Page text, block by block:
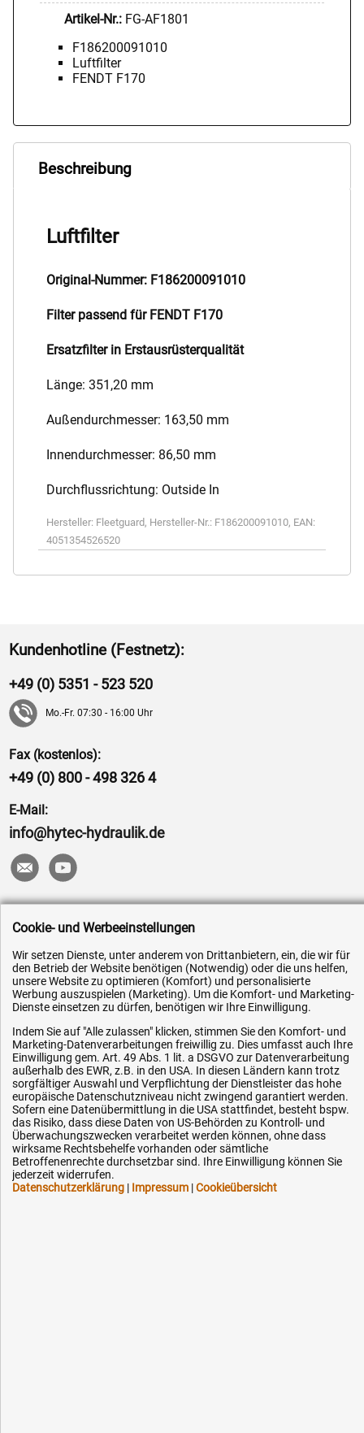
Artikel-Nr.: FG-AF1801
F186200091010
Luftfilter
FENDT F170
Beschreibung
Luftfilter
Original-Nummer: F186200091010
Filter passend für FENDT F170
Ersatzfilter in Erstausrüsterqualität
Länge: 351,20 mm
Außendurchmesser: 163,50 mm
Innendurchmesser: 86,50 mm
Durchflussrichtung: Outside In
Hersteller: Fleetguard, Hersteller-Nr.: F186200091010, EAN:
4051354526520
Kundenhotline (Festnetz):
+49 (0) 5351 - 523 520
Mo.-Fr. 07:30 - 16:00 Uhr
Fax (kostenlos):
+49 (0) 800 - 498 326 4
E-Mail:
info@hytec-hydraulik.de
Hilfe & Service
Versandkosten
Zahlungsarten
Service
Datenschutz
Impressum
Karriere
OEM-Ersatzteile
Technik-Hilfe
Downloads
Kontakt
Cookie- und Werbeeinstellungen
Wir setzen Dienste, unter anderem von Drittanbietern, ein, die wir für
den Betrieb der Website benötigen (Notwendig) oder die uns helfen,
unsere Website zu optimieren (Komfort) und personalisierte
Werbung auszuspielen (Marketing). Um die Komfort- und Marketing-
Dienste einsetzen zu dürfen, benötigen wir Ihre Einwilligung.
Indem Sie auf "Alle zulassen" klicken, stimmen Sie den Komfort- und
Marketing-Datenverarbeitungen freiwillig zu. Dies umfasst auch Ihre
Einwilligung gem. Art. 49 Abs. 1 lit. a DSGVO zur Datenverarbeitung
außerhalb des EWR, z.B. in den USA. In diesen Ländern kann trotz
sorgfältiger Auswahl und Verpflichtung der Dienstleister das hohe
europäische Datenschutzniveau nicht zwingend garantiert werden.
Sofern eine Datenübermittlung in die USA stattfindet, besteht bspw.
das Risiko, dass diese Daten von US-Behörden zu Kontroll- und
Überwachungszwecken verarbeitet werden können, ohne dass
wirksame Rechtsbehelfe vorhanden oder sämtliche
Betroffenenrechte durchsetzbar sind. Ihre Einwilligung können Sie
jederzeit widerrufen.
Datenschutzerklärung | Impressum |Cookieübersicht